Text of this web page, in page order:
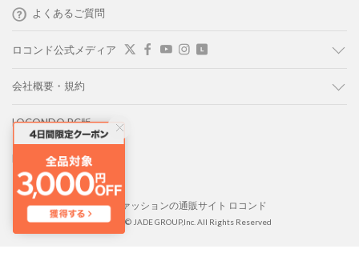
よくあるご質問
ロコンド公式メディア
会社概要・規約
LOCONDO PC版
LOCONDO アプリ
靴とファッションの通販サイト ロコンド
Copyright © JADE GROUP,Inc. All Rights Reserved